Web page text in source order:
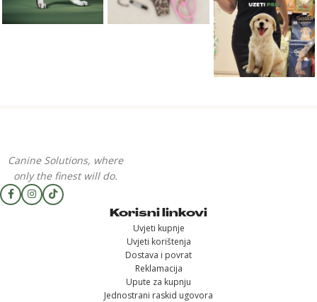
Canine Solutions, where
only the finest will do.
Korisni linkovi
Uvjeti kupnje
Uvjeti korištenja
Dostava i povrat
Reklamacija
Upute za kupnju
Jednostrani raskid ugovora